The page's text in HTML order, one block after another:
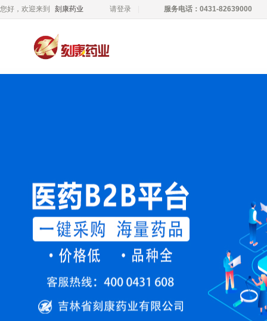
您好，欢迎来到 刻康药业 请登录 服务电话：0431-82639000